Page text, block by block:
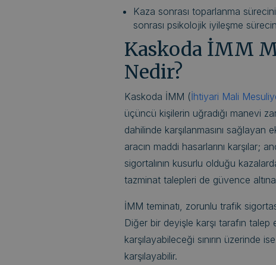
Kaza sonrası toparlanma
sonrası psikolojik iyileşme
Kaskoda İMM
Nedir?
Kaskoda İMM (İhtiyari Mali
üçüncü kişilerin uğradığı manevi
dahilinde karşılanmasını sağlayan
aracın maddi hasarlarını karşılar;
sigortalının kusurlu olduğu
tazminat talepleri de güvence altına
İMM teminatı, zorunlu trafik
Diğer bir deyişle karşı tarafın
karşılayabileceği sınırın üzerinde
karşılayabilir.